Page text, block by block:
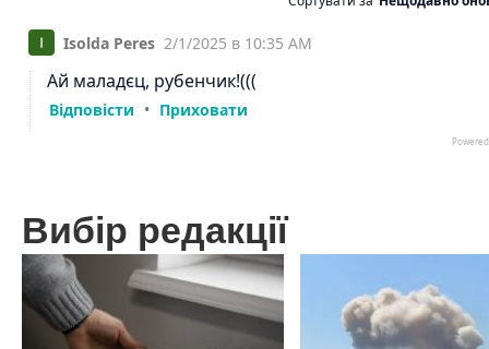
Вибір редакції